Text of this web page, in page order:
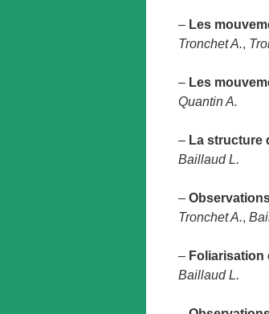
– Les
Tronchet A.,
– Les
Quantin A.
– La structure
Baillaud L.
–
Tronchet A.,
– Foliarisation
Baillaud L.